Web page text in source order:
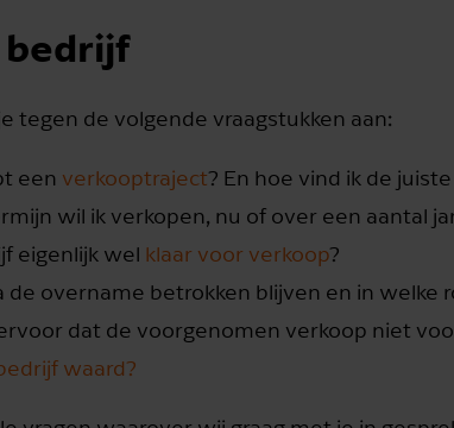
bedrijf
tegen de volgende vraagstukken aan:
een verkooptraject? En hoe vind ik de
wil ik verkopen, nu of over een aantal
eigenlijk wel klaar voor verkoop?
de overname betrokken blijven en in welke
dat de voorgenomen verkoop niet
waard?